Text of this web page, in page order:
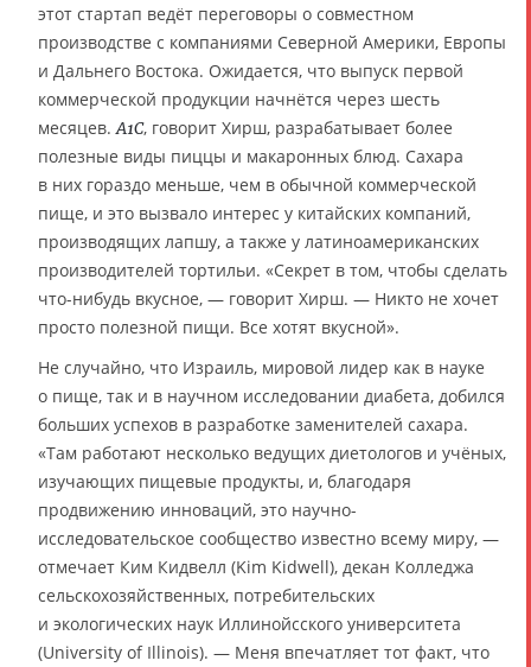
этот стартап ведёт переговоры о совместном
производстве с компаниями Северной Америки, Европы
и Дальнего Востока. Ожидается, что выпуск первой
коммерческой продукции начнётся через шесть
месяцев. A1C, говорит Хирш, разрабатывает более
полезные виды пиццы и макаронных блюд. Сахара
в них гораздо меньше, чем в обычной коммерческой
пище, и это вызвало интерес у китайских компаний,
производящих лапшу, а также у латиноамериканских
производителей тортильи. «Секрет в том, чтобы сделать
что-нибудь вкусное, — говорит Хирш. — Никто не хочет
просто полезной пищи. Все хотят вкусной».
Не случайно, что Израиль, мировой лидер как в науке
о пище, так и в научном исследовании диабета, добился
больших успехов в разработке заменителей сахара.
«Там работают несколько ведущих диетологов и учёных,
изучающих пищевые продукты, и, благодаря
продвижению инноваций, это научно-
исследовательское сообщество известно всему миру, —
отмечает Ким Кидвелл (Kim Kidwell), декан Колледжа
сельскохозяйственных, потребительских
и экологических наук Иллинойсского университета
(University of Illinois). — Меня впечатляет тот факт, что